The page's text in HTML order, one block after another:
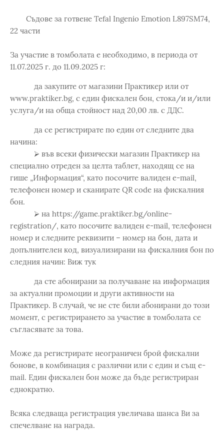
Съдове за готвене Tefal Ingenio Emotion L897SM74,
22 части
За участие в томболата е необходимо, в периода от
11.07.2025 г. до 11.09.2025 г:
да закупите от магазини Практикер или от
www.praktiker.bg, с един фискален бон, стокa/и и/или
услуга/и на обща стойност над 20,00 лв. с ДДС.
да се регистрирате по един от следните два
начина:
⮚ във всеки физически магазин Практикер на
специално отреден за целта таблет, находящ се на
гише „Информация“, като посочите валиден e-mail,
телефонен номер и сканирате QR code на фискалния
бон.
⮚ на https://game.praktiker.bg/online-
registration/, като посочите валиден e-mail, телефонен
номер и следните реквизити – номер на бон, дата и
допълнителен код, визуализирани на фискалния бон по
следния начин: Виж тук
да сте абонирани за получаване на информация
за актуални промоции и други активности на
Практикер. В случай, че не сте били абонирани до този
момент, с регистрирането за участие в томболата се
съгласявате за това.
Може да регистрирате неограничен брой фискални
бонове, в комбинация с различни или с един и същ e-
mail. Един фискален бон може да бъде регистриран
еднократно.
Всяка следваща регистрация увеличава шанса Ви за
спечелване на награда.